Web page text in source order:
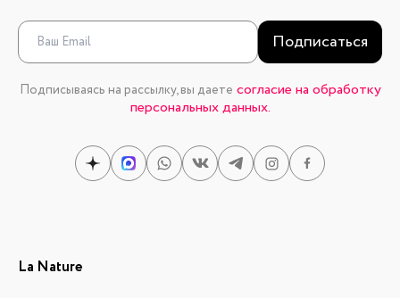
Подписаться
Подписываясь на рассылку, вы даете согласие на обработку
персональных данных.
La Nature